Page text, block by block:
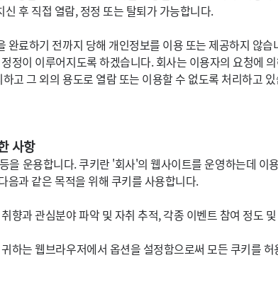
후 직접 열람, 정정 또는 탈퇴가 가능합니다.
료하기 전까지 당해 개인정보를 이용 또는 제공하지 않
정이 이루어지도록 하겠습니다. 회사는 이용자의 요청에
고 그 외의 용도로 열람 또는 이용할 수 없도록 처리하고
사항
을 운용합니다. 쿠키란 '회사'의 웹사이트를 운영하는데 이
음과 같은 목적을 위해 쿠키를 사용합니다.
향과 관심분야 파악 및 자취 추적, 각종 이벤트 참여 정도
하는 웹브라우저에서 옵션을 설정함으로써 모든 쿠키를